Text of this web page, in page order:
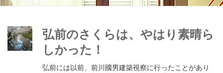
弘前のさくらは、やはり素晴ら
しかった！
弘前には以前、前川國男建築視察に行ったことがあり